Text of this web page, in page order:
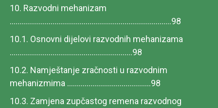
10. Razvodni mehanizam
...................................................................................98
10.1. Osnovni dijelovi razvodnih mehanizama
...............................................................98
10.2. Namještanje zračnosti u razvodnim
mehanizmima ...........................................98
10.3. Zamjena zupčastog remena razvodnog